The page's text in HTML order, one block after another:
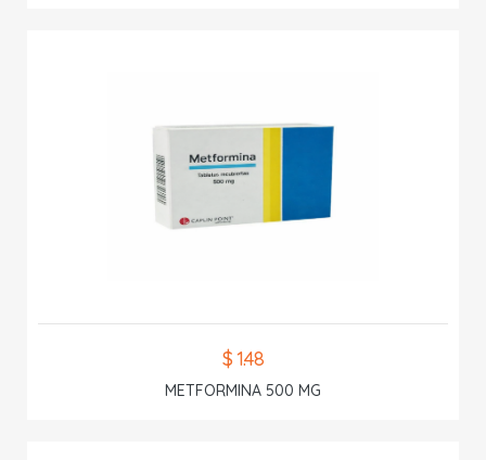
$ 1.48
METFORMINA 500 MG